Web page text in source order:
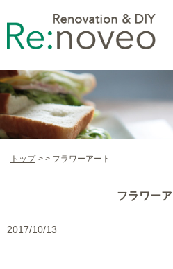
トップ フラワーアート
フラワー
2017/10/13